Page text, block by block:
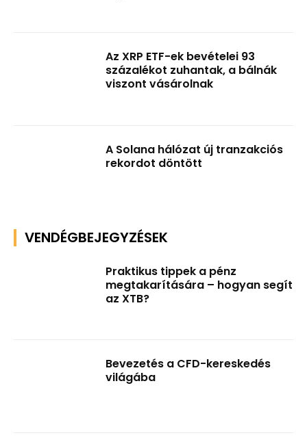
Az XRP ETF-ek bevételei 93
százalékot zuhantak, a bálnák
viszont vásárolnak
A Solana hálózat új tranzakciós
rekordot döntött
VENDÉGBEJEGYZÉSEK
Praktikus tippek a pénz
megtakarítására – hogyan segít
az XTB?
Bevezetés a CFD-kereskedés
világába